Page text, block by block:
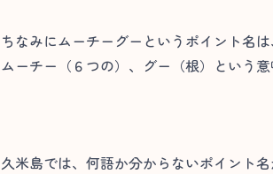
ちなみにムーチーグーというポイント名
ムーチー（６つの）、グー（根）という
久米島では、何語か分からないポイント名